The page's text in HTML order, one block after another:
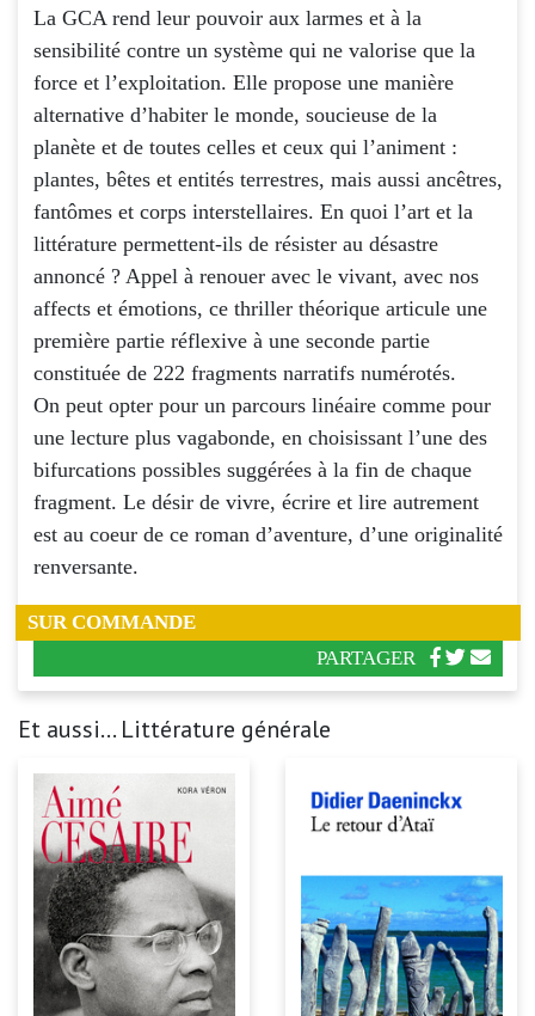
La GCA rend leur pouvoir aux larmes et à la
sensibilité contre un système qui ne valorise que la
force et l’exploitation. Elle propose une manière
alternative d’habiter le monde, soucieuse de la
planète et de toutes celles et ceux qui l’animent :
plantes, bêtes et entités terrestres, mais aussi ancêtres,
fantômes et corps interstellaires. En quoi l’art et la
littérature permettent-ils de résister au désastre
annoncé ? Appel à renouer avec le vivant, avec nos
affects et émotions, ce thriller théorique articule une
première partie réflexive à une seconde partie
constituée de 222 fragments narratifs numérotés.
On peut opter pour un parcours linéaire comme pour
une lecture plus vagabonde, en choisissant l’une des
bifurcations possibles suggérées à la fin de chaque
fragment. Le désir de vivre, écrire et lire autrement
est au coeur de ce roman d’aventure, d’une originalité
renversante.
SUR COMMANDE
PARTAGER
Et aussi... Littérature générale